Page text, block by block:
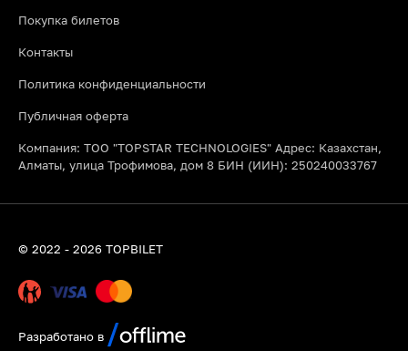
Покупка билетов
Контакты
Политика конфиденциальности
Публичная оферта
Компания: ТОО "TOPSTAR TECHNOLOGIES" Адрес: Казахстан,
Алматы, улица Трофимова, дом 8 БИН (ИИН): 250240033767
© 2022 - 2026 TOPBILET
Разработано в